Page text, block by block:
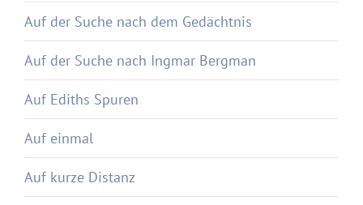
Auf der Suche nach dem Gedächtnis
Auf der Suche nach Ingmar Bergman
Auf Ediths Spuren
Auf einmal
Auf kurze Distanz